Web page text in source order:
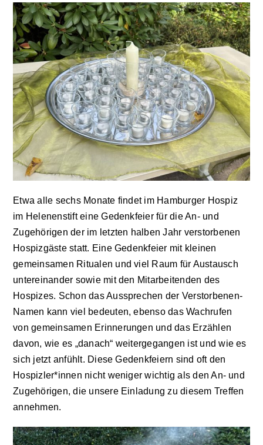
Downloads
Erfahrungsberichte
Datenschutzerklärung
Impressum
Etwa alle sechs Monate findet im Hamburger Hospiz
im Helenenstift eine Gedenkfeier für die An- und
Zugehörigen der im letzten halben Jahr verstorbenen
Hospizgäste statt. Eine Gedenkfeier mit kleinen
gemeinsamen Ritualen und viel Raum für Austausch
untereinander sowie mit den Mitarbeitenden des
Hospizes. Schon das Aussprechen der Verstorbenen-
Namen kann viel bedeuten, ebenso das Wachrufen
von gemeinsamen Erinnerungen und das Erzählen
davon, wie es „danach“ weitergegangen ist und wie es
sich jetzt anfühlt. Diese Gedenkfeiern sind oft den
Hospizler*innen nicht weniger wichtig als den An- und
Zugehörigen, die unsere Einladung zu diesem Treffen
annehmen.